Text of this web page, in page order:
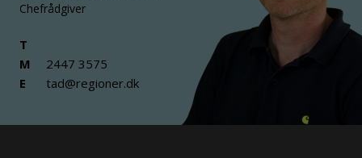
Chefrådgiver
T
M
2447 3575
E
tad@regioner.dk